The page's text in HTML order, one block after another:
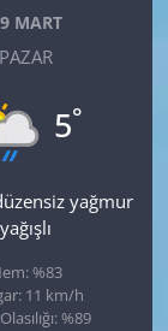
MART
PAZAR
5°
yağmur
yağışlı
%83
11 km/h
%89